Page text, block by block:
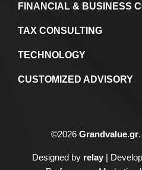
FINANCIAL & BUSINESS
TAX CONSULTING
TECHNOLOGY
CUSTOMIZED ADVISORY
©2026 Grandvalue.gr
Designed by relay |